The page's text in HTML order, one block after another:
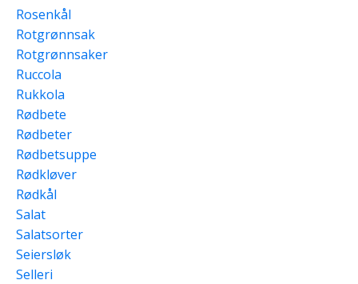
Rosenkål
Rotgrønnsak
Rotgrønnsaker
Ruccola
Rukkola
Rødbete
Rødbeter
Rødbetsuppe
Rødkløver
Rødkål
Salat
Salatsorter
Seiersløk
Selleri